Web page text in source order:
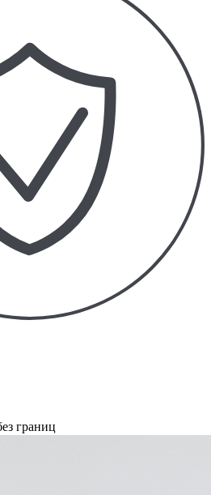
границ